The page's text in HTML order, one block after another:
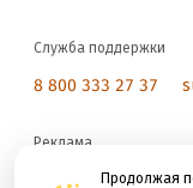
Продолжая
Служба поддержки
8 800 333 27 37
Реклама
reklama@litres.ru